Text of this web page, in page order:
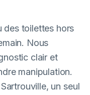
des toilettes hors
Nous
clair et
manipulation.
un seul